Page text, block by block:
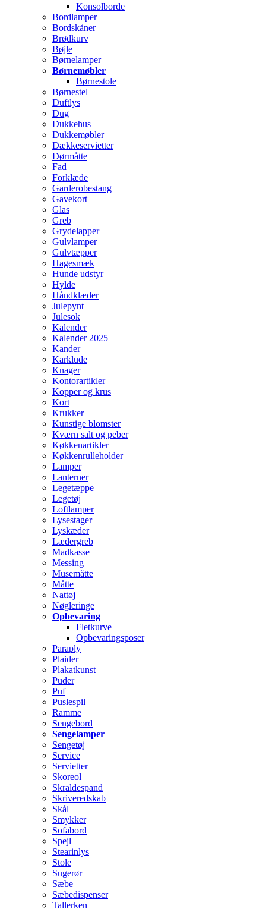
Konsolborde
Bordlamper
Bordskåner
Brødkurv
Bøjle
Børnelamper
Børnemøbler
Børnestole
Børnestel
Duftlys
Dug
Dukkehus
Dukkemøbler
Dækkeservietter
Dørmåtte
Fad
Forklæde
Garderobestang
Gavekort
Glas
Greb
Grydelapper
Gulvlamper
Gulvtæpper
Hagesmæk
Hunde udstyr
Hylde
Håndklæder
Julepynt
Julesok
Kalender
Kalender 2025
Kander
Karklude
Knager
Kontorartikler
Kopper og krus
Kort
Krukker
Kunstige blomster
Kværn salt og peber
Køkkenartikler
Køkkenrulleholder
Lamper
Lanterner
Legetæppe
Legetøj
Loftlamper
Lysestager
Lyskæder
Lædergreb
Madkasse
Messing
Musemåtte
Måtte
Nattøj
Nøgleringe
Opbevaring
Fletkurve
Opbevaringsposer
Paraply
Plaider
Plakatkunst
Puder
Puf
Puslespil
Ramme
Sengebord
Sengelamper
Sengetøj
Service
Servietter
Skoreol
Skraldespand
Skriveredskab
Skål
Smykker
Sofabord
Spejl
Stearinlys
Stole
Sugerør
Sæbe
Sæbedispenser
Tallerken